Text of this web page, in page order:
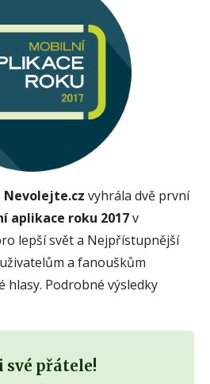
Nevolejte.cz vyhrála dvě první
aplikace roku 2017v
lepší svět a Nejpřístupnější
a fanouškům
hlasy. Podrobné výsledky
své přátele!